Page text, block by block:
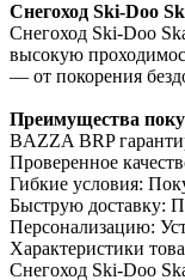
Снегоход Ski-Doo
Снегоход Ski-Doo
высокую
— от покорения
Преимущества
BAZZA BRP
Проверенное
Гибкие условия:
Быструю доставку:
Персонализацию:
Характеристики
Снегоход Ski-Doo